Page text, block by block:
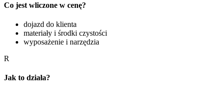
Co jest wliczone w cenę?
dojazd do klienta
materiały i środki czystości
wyposażenie i narzędzia
R
Jak to działa?